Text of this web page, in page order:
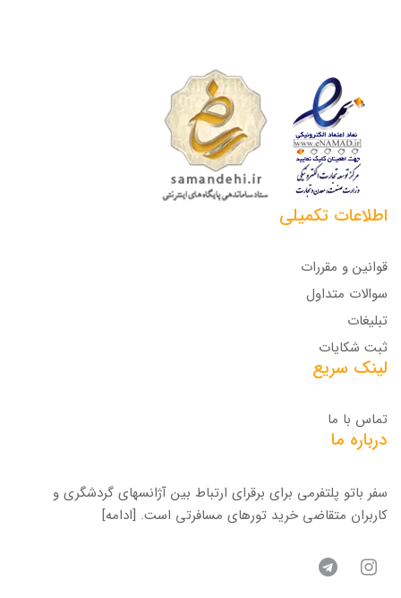
اطلاعات تکمیلی
قوانین و مقررات
سوالات متداول
تبلیغات
ثبت شکایات
لینک سریع
تماس با ما
درباره ما
سفر باتو پلتفرمی برای برقرای ارتباط بین آژانسهای گردشگری و
کاربران متقاضی خرید تورهای مسافرتی است. [ادامه]